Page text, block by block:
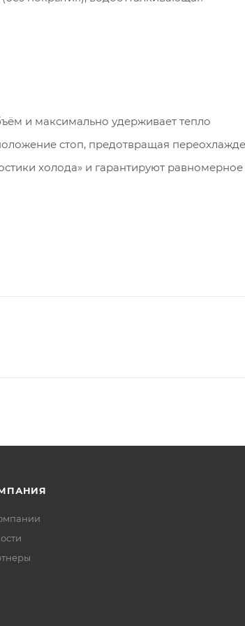
и максимально удерживает тепло
стоп, предотвращая
холода» и гарантируют равномерное
зоне досягаемости